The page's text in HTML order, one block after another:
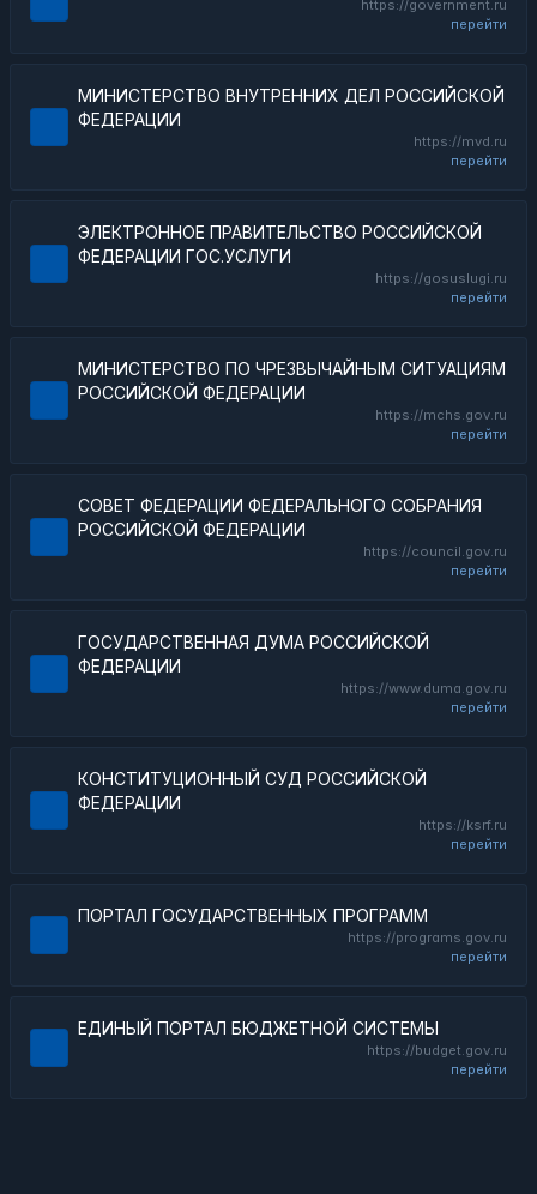
https://government.ru
перейти
МИНИСТЕРСТВО ВНУТРЕННИХ ДЕЛ РОССИЙСКОЙ
ФЕДЕРАЦИИ
https://mvd.ru
перейти
ЭЛЕКТРОННОЕ ПРАВИТЕЛЬСТВО РОССИЙСКОЙ
ФЕДЕРАЦИИ ГОС.УСЛУГИ
https://gosuslugi.ru
перейти
МИНИСТЕРСТВО ПО ЧРЕЗВЫЧАЙНЫМ СИТУАЦИЯМ
РОССИЙСКОЙ ФЕДЕРАЦИИ
https://mchs.gov.ru
перейти
СОВЕТ ФЕДЕРАЦИИ ФЕДЕРАЛЬНОГО СОБРАНИЯ
РОССИЙСКОЙ ФЕДЕРАЦИИ
https://council.gov.ru
перейти
ГОСУДАРСТВЕННАЯ ДУМА РОССИЙСКОЙ
ФЕДЕРАЦИИ
https://www.duma.gov.ru
перейти
КОНСТИТУЦИОННЫЙ СУД РОССИЙСКОЙ
ФЕДЕРАЦИИ
https://ksrf.ru
перейти
ПОРТАЛ ГОСУДАРСТВЕННЫХ ПРОГРАММ
https://programs.gov.ru
перейти
ЕДИНЫЙ ПОРТАЛ БЮДЖЕТНОЙ СИСТЕМЫ
https://budget.gov.ru
перейти